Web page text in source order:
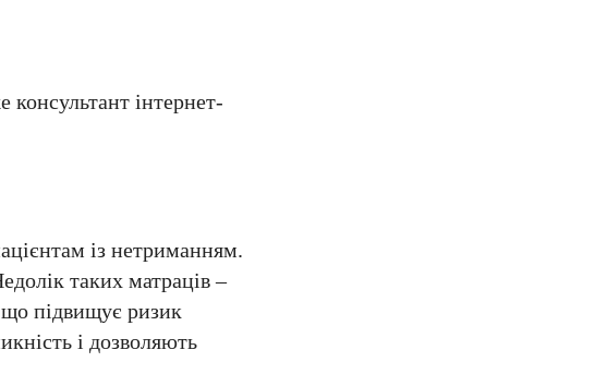
інтернет-
із нетриманням.
таких матраців –
що підвищує ризик
і дозволяють